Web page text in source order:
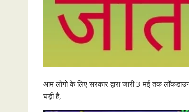
आम लोगो के लिए सरकार द्वारा जारी 3 मई तक
घड़ी है,